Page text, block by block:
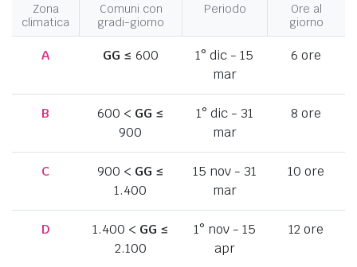
Zona
climatica
Comuni con
gradi-giorno
Periodo
Ore al
giorno
A GG ≤ 600
1° dic - 15
mar
6 ore
B 600 < GG ≤
900
1° dic - 31
mar
8 ore
C 900 < GG ≤
1.400
15 nov - 31
mar
10 ore
D 1.400 < GG ≤
2.100
1° nov - 15
apr
12 ore